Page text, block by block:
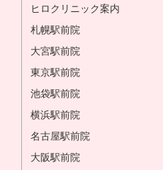
ヒロクリニック案内
札幌駅前院
大宮駅前院
東京駅前院
池袋駅前院
横浜駅前院
名古屋駅前院
大阪駅前院